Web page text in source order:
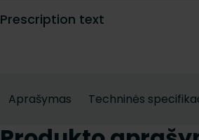
Prescription text
Aprašymas Techninės